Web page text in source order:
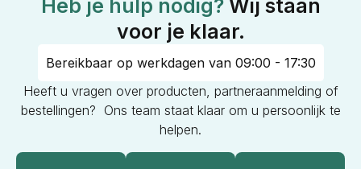
Heb je hulp nodig?Wij staan
voor je klaar.
Bereikbaar op werkdagen van 09:00 - 17:30
Heeft u vragen over producten, partneraanmelding of
bestellingen? Ons team staat klaar om u persoonlijk te
helpen.